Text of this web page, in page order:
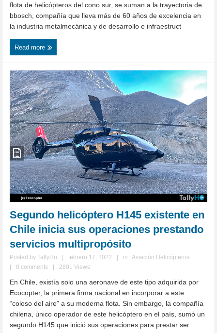
flota de helicópteros del cono sur, se suman a la trayectoria de
bbosch, compañía que lleva más de 60 años de excelencia en
la industria metalmecánica y de desarrollo e infraestruct
Read more
Segundo helicóptero H145 existente en
Chile inicia sus operaciones prestando
servicios multipropósito
Posted byTallyHo febrero 17, 2022 in :Aviación Helicópteros
0 comments 2801 Views
En Chile, existía solo una aeronave de este tipo adquirida por
Ecocopter, la primera firma nacional en incorporar a este
“coloso del aire” a su moderna flota. Sin embargo, la compañía
chilena, único operador de este helicóptero en el país, sumó un
segundo H145 que inició sus operaciones para prestar ser